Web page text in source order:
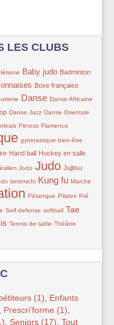
LES CLUBS
Baby judo Badminton
Boxe française
Danse Danse Africaine
Danse Jazz Danse Orientale
Fitness Flamenco
gymnastique bien-être
Hand ball Hockey en salle
Jodo Judo Jujitsu
kinomichi Kung fu Marche
Pétanque Pilates Pré
Self-defense softball Tae
Tennis de table Théâtre
(1)
Enfants
Prescri’forme (1)
Seniors (17) Tout